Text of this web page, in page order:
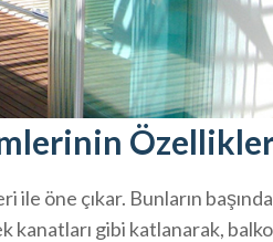
öne çıkar. Bunların
kanatları gibi katlanarak,